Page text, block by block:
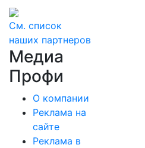
См. список
наших партнеров
Медиа
Профи
О компании
Реклама на
сайте
Реклама в